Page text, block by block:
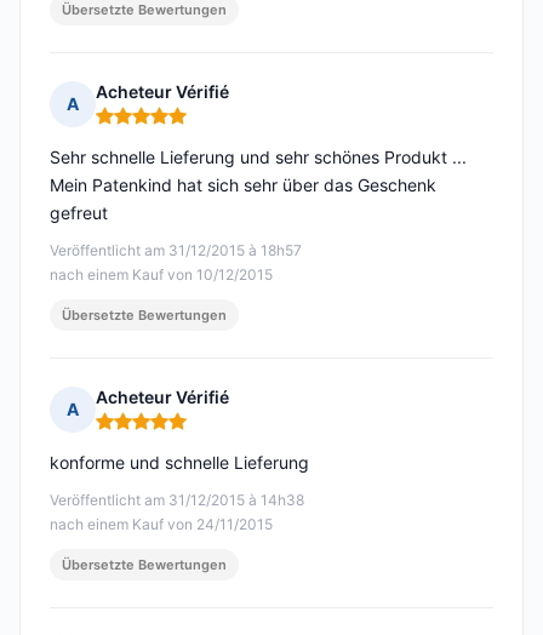
Übersetzte Bewertungen
A
Acheteur Vérifié
Hinweis: 5 von 5
Veröffentlicht am 31/12/2015 à 18h57
nach einem Kauf von 10/12/2015
Sehr schnelle Lieferung und sehr schönes Produkt ...
Mein Patenkind hat sich sehr über das Geschenk
gefreut
Übersetzte Bewertungen
A
Acheteur Vérifié
Hinweis: 5 von 5
Veröffentlicht am 31/12/2015 à 14h38
nach einem Kauf von 24/11/2015
konforme und schnelle Lieferung
Übersetzte Bewertungen